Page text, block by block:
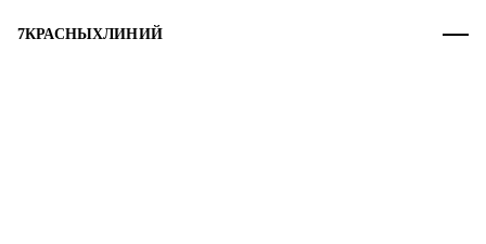
7КРАСНЫХЛИНИЙ